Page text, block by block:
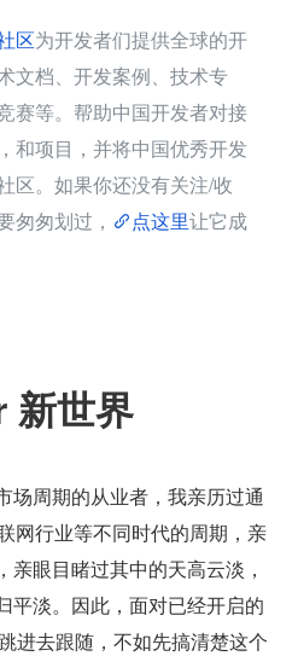
区为开发者们提供全球的开
文档、开发案例、技术专
赛等。帮助中国开发者对接
和项目，并将中国优秀开发
区。如果你还没有关注/收
匆匆划过，
点这里让它成
世界
场周期的从业者，我亲历过通
网行业等不同时代的周期，亲
眼目睹过其中的天高云淡，
平淡。因此，面对已经开启的
进去跟随，不如先搞清楚这个